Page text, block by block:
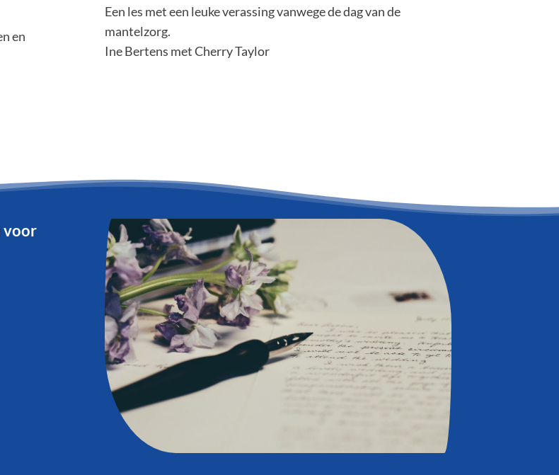
en
Een les met een leuke verassing vanwege de dag van de
mantelzorg.
Ine Bertens met Cherry Taylor
voor